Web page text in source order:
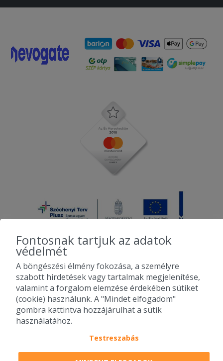
2010-2026 Copyright - Falatozz.hu - Diston-line Kft.
Pizza, gyros, hamburger, menük kedvező áron, egy helyen az összes
étterem ajánlata.
Fontosnak tartjuk az adatok
védelmét
A böngészési élmény fokozása, a személyre
szabott hirdetések vagy tartalmak megjelenítése,
valamint a forgalom elemzése érdekében sütiket
(cookie) használunk. A "Mindet elfogadom"
gombra kattintva hozzájárulhat a sütik
használatához.
Testreszabás